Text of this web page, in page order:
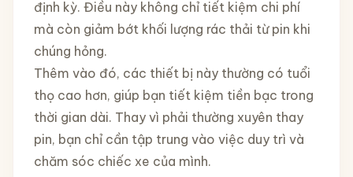
định kỳ. Điều này không chỉ tiết kiệm chi phí
mà còn giảm bớt khối lượng rác thải từ pin khi
chúng hỏng.
Thêm vào đó, các thiết bị này thường có tuổi
thọ cao hơn, giúp bạn tiết kiệm tiền bạc trong
thời gian dài. Thay vì phải thường xuyên thay
pin, bạn chỉ cần tập trung vào việc duy trì và
chăm sóc chiếc xe của mình.